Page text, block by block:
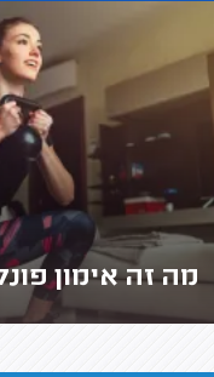
מה זה אימון